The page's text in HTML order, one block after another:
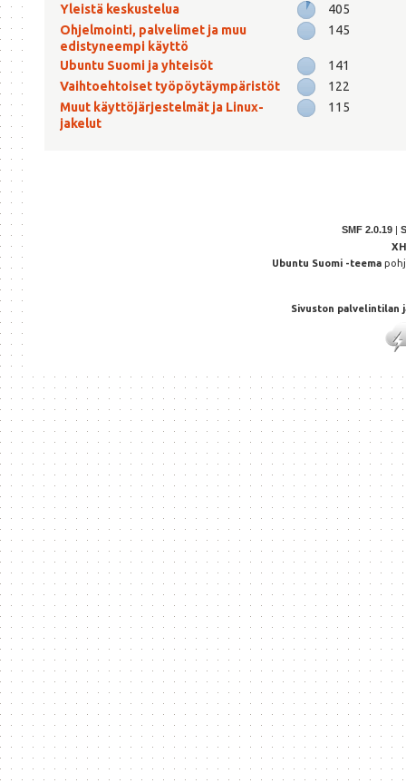
Yleistä keskustelua
405
Ohjelmointi, palvelimet ja muu
edistyneempi käyttö
145
Ubuntu Suomi ja yhteisöt
141
Vaihtoehtoiset työpöytäympäristöt
122
Muut käyttöjärjestelmät ja Linux-
jakelut
115
SMF 2.0.19 |
Ubuntu Suomi -teema
Sivuston palvelintilan